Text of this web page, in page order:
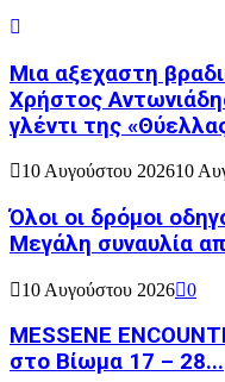
Μια αξεχαστη
Χρήστος
γλέντι της
10 Αυγούστου 202610
Όλοι οι δρόμοι
Μεγάλη συναυλία
10 Αυγούστου 2026 0
MESSENE
στο Βίωμα 17 – 28...